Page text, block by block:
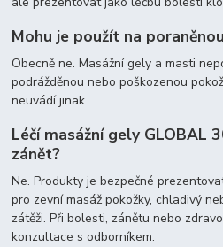
Mohu je použít na
Obecně ne. Masážní gely a masti
podrážděnou nebo poškozenou
neuvádí jinak.
Léčí masážní gely GLOBAL
zánět?
Ne. Produkty je bezpečné
pro zevní masáž pokožky, chladivý
zátěži. Při bolesti, zánětu nebo
konzultace s odborníkem.